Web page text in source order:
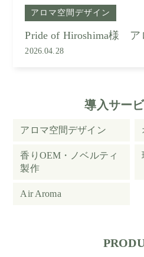
アロマ空間デザイン
Pride of Hiroshima様 ア
2026.04.28
導入サー
アロマ空間デザイン
香りOEM・ノベルティ
製作
Air Aroma